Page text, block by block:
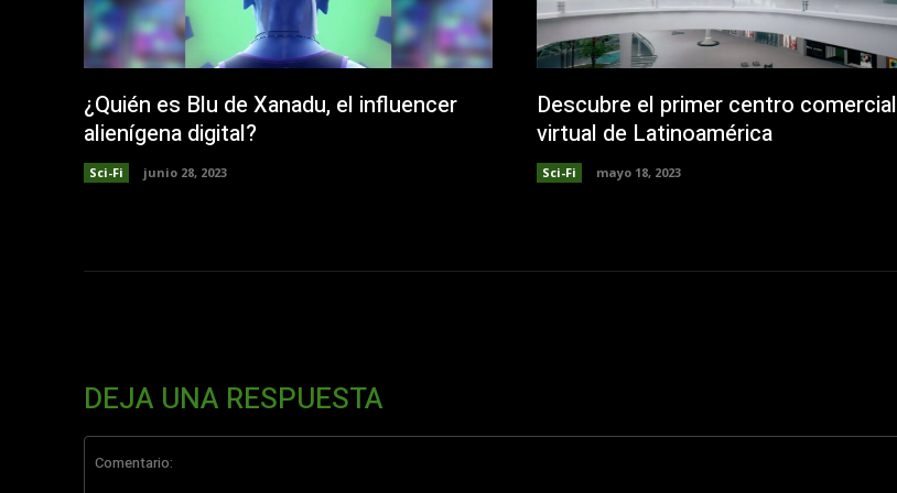
¿Quién es Blu de Xanadu, el influencer
alienígena digital?
Sci-Fi junio 28, 2023
Descubre el primer centro comercial
virtual de Latinoamérica
Sci-Fi mayo 18, 2023
DEJA UNA RESPUESTA